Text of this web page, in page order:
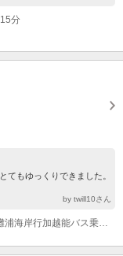
分
てもゆっくりできました。
by twill10さん
(1)高岡駅からバスで35分（高岡駅前４番乗場、灘浦海岸行加越能バス乗車） 高岡北ＩＣから車で25分（能越自動車道高岡北ＩＣより国道１６０号経由）